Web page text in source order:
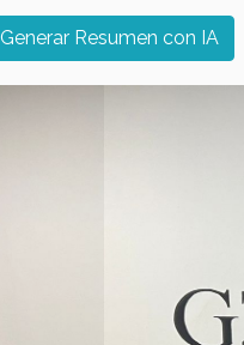
Generar Resumen con IA